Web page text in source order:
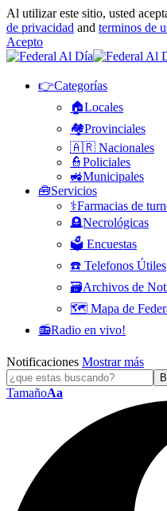
Al utilizar este sitio, usted
de privacidad and terminos de
Acepto
👉Categorías
🏠Locales
🏘️Provinciales
🇦🇷 Nacionales
👮Policiales
🚜Municipales
🧰Servicios
⚕️Farmacias de
🪦Necrológicas
🗳️ Encuestas
☎️ Telefonos Útiles
🗃️Archivos de
🗺️ Mapa de
📻Radio en vivo!
Notificaciones Mostrar más
TamañoAa